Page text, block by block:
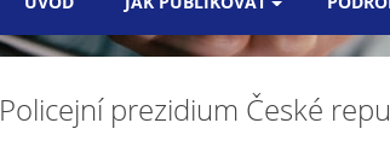
Policejní prezidium České